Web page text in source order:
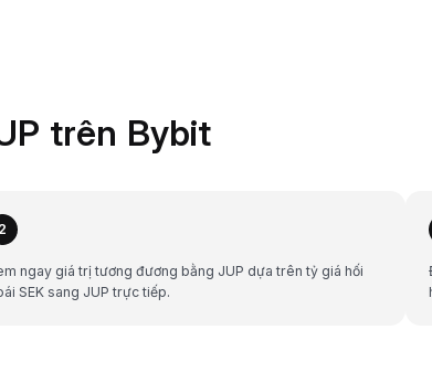
trên Bybit
2
ngay giá trị tương đương bằng JUP dựa trên tỷ giá hối
SEK sang JUP trực tiếp.